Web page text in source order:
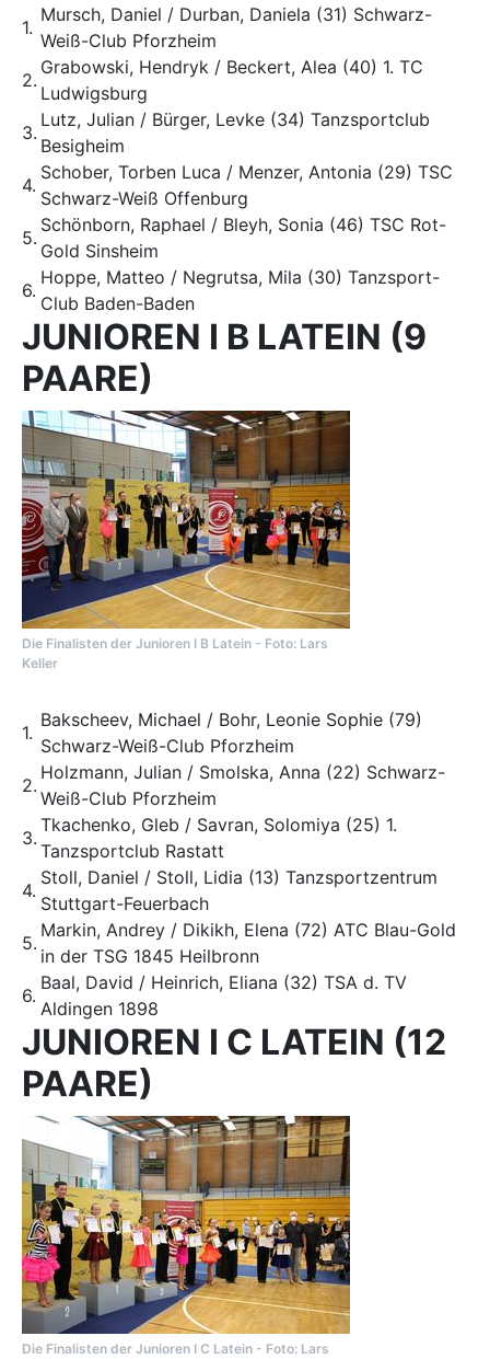
1.
Mursch, Daniel / Durban, Daniela (31) Schwarz-
Weiß-Club Pforzheim
2.
Grabowski, Hendryk / Beckert, Alea (40) 1. TC
Ludwigsburg
3.
Lutz, Julian / Bürger, Levke (34) Tanzsportclub
Besigheim
4.
Schober, Torben Luca / Menzer, Antonia (29) TSC
Schwarz-Weiß Offenburg
5.
Schönborn, Raphael / Bleyh, Sonia (46) TSC Rot-
Gold Sinsheim
6.
Hoppe, Matteo / Negrutsa, Mila (30) Tanzsport-
Club Baden-Baden
JUNIOREN I B LATEIN (9
PAARE)
Die Finalisten der Junioren I B Latein - Foto: Lars
Keller
1.
Bakscheev, Michael / Bohr, Leonie Sophie (79)
Schwarz-Weiß-Club Pforzheim
2.
Holzmann, Julian / Smolska, Anna (22) Schwarz-
Weiß-Club Pforzheim
3.
Tkachenko, Gleb / Savran, Solomiya (25) 1.
Tanzsportclub Rastatt
4.
Stoll, Daniel / Stoll, Lidia (13) Tanzsportzentrum
Stuttgart-Feuerbach
5.
Markin, Andrey / Dikikh, Elena (72) ATC Blau-Gold
in der TSG 1845 Heilbronn
6.
Baal, David / Heinrich, Eliana (32) TSA d. TV
Aldingen 1898
JUNIOREN I C LATEIN (12
PAARE)
Die Finalisten der Junioren I C Latein - Foto: Lars